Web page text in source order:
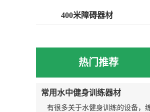
400米障碍器材
热门推荐
常用水中健身训练器材
有很多关于水健身训练的设备，